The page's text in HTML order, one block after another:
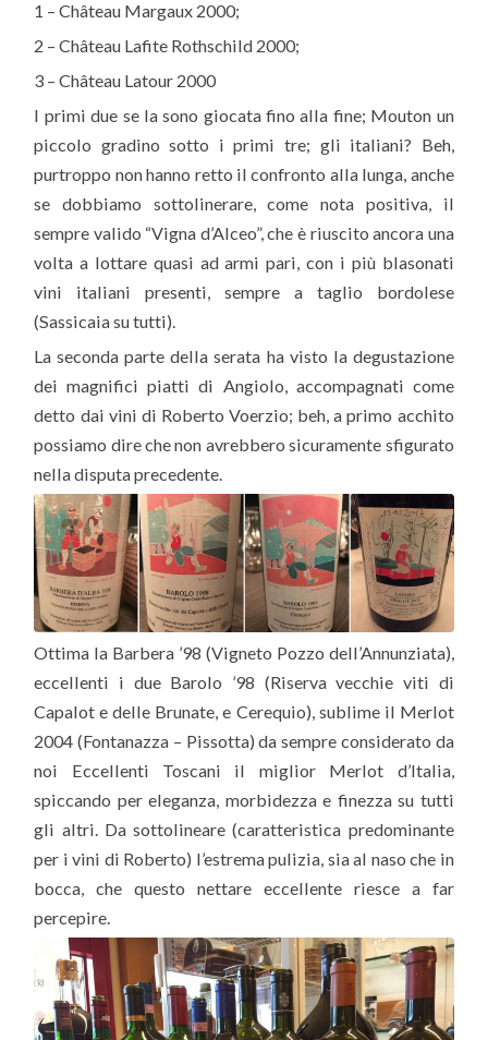
1 – Château Margaux 2000;
2 – Château Lafite Rothschild 2000;
3 – Château Latour 2000
I primi due se la sono giocata fino alla fine; Mouton un
piccolo gradino sotto i primi tre; gli italiani? Beh,
purtroppo non hanno retto il confronto alla lunga, anche
se dobbiamo sottolinerare, come nota positiva, il
sempre valido “Vigna d’Alceo”, che è riuscito ancora una
volta a lottare quasi ad armi pari, con i più blasonati
vini italiani presenti, sempre a taglio bordolese
(Sassicaia su tutti).
La seconda parte della serata ha visto la degustazione
dei magnifici piatti di Angiolo, accompagnati come
detto dai vini di Roberto Voerzio; beh, a primo acchito
possiamo dire che non avrebbero sicuramente sfigurato
nella disputa precedente.
Ottima la Barbera ’98 (Vigneto Pozzo dell’Annunziata),
eccellenti i due Barolo ’98 (Riserva vecchie viti di
Capalot e delle Brunate, e Cerequio), sublime il Merlot
2004 (Fontanazza – Pissotta) da sempre considerato da
noi Eccellenti Toscani il miglior Merlot d’Italia,
spiccando per eleganza, morbidezza e finezza su tutti
gli altri. Da sottolineare (caratteristica predominante
per i vini di Roberto) l’estrema pulizia, sia al naso che in
bocca, che questo nettare eccellente riesce a far
percepire.